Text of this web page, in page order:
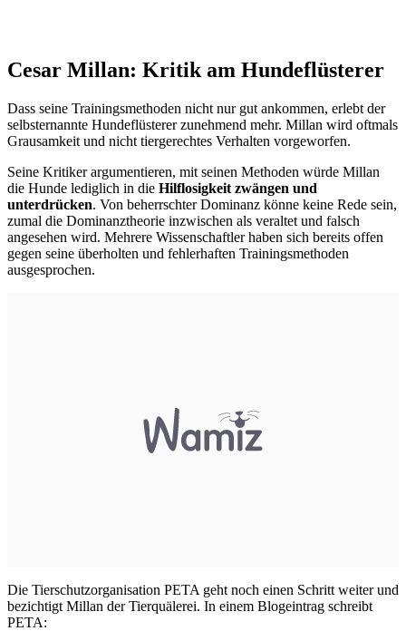
Cesar Millan: Kritik am Hundeflüsterer
Dass seine Trainingsmethoden nicht nur gut ankommen, erlebt der
selbsternannte Hundeflüsterer zunehmend mehr. Millan wird oftmals
Grausamkeit und nicht tiergerechtes Verhalten vorgeworfen.
Seine Kritiker argumentieren, mit seinen Methoden würde Millan
die Hunde lediglich in die Hilflosigkeit zwängen und
unterdrücken. Von beherrschter Dominanz könne keine Rede sein,
zumal die Dominanztheorie inzwischen als veraltet und falsch
angesehen wird. Mehrere Wissenschaftler haben sich bereits offen
gegen seine überholten und fehlerhaften Trainingsmethoden
ausgesprochen.
Die Tierschutzorganisation PETA geht noch einen Schritt weiter und
bezichtigt Millan der Tierquälerei. In einem Blogeintrag schreibt
PETA: